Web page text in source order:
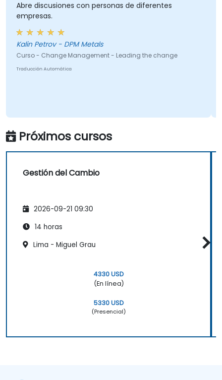
Abre discusiones con personas de diferentes
empresas.
Kalin Petrov - DPM Metals
Curso - Change Management - Leading the change
Traducción Automática
Próximos cursos
Gestión del Cambio
2026-09-21 09:30
14 horas
Lima - Miguel Grau
4330 USD
(En línea)
5330 USD
(Presencial)